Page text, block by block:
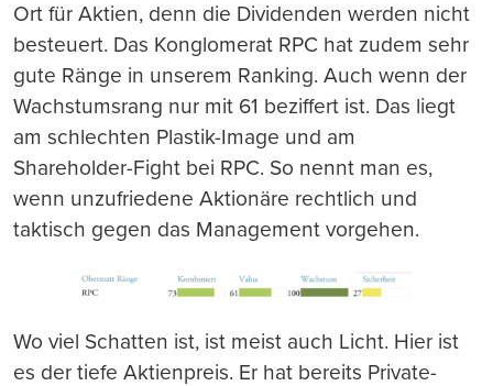
Ort für Aktien, denn die Dividenden werden nicht
besteuert. Das Konglomerat RPC hat zudem sehr
gute Ränge in unserem Ranking. Auch wenn der
Wachstumsrang nur mit 61 beziffert ist. Das liegt
am schlechten Plastik-Image und am
Shareholder-Fight bei RPC. So nennt man es,
wenn unzufriedene Aktionäre rechtlich und
taktisch gegen das Management vorgehen.
Wo viel Schatten ist, ist meist auch Licht. Hier ist
es der tiefe Aktienpreis. Er hat bereits Private-